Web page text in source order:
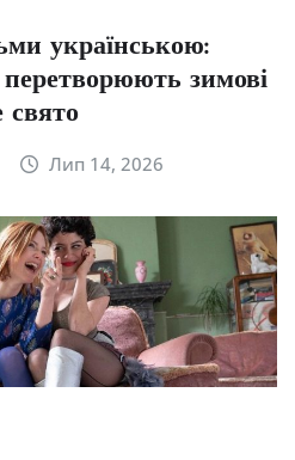
українською:
перетворюють зимові
свято
Лип 14, 2026